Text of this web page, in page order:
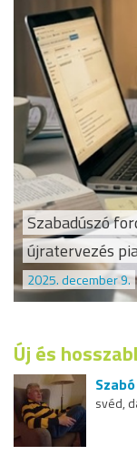
Szabadúszó
újratervezés
2025. december 9.
Új és
svéd,